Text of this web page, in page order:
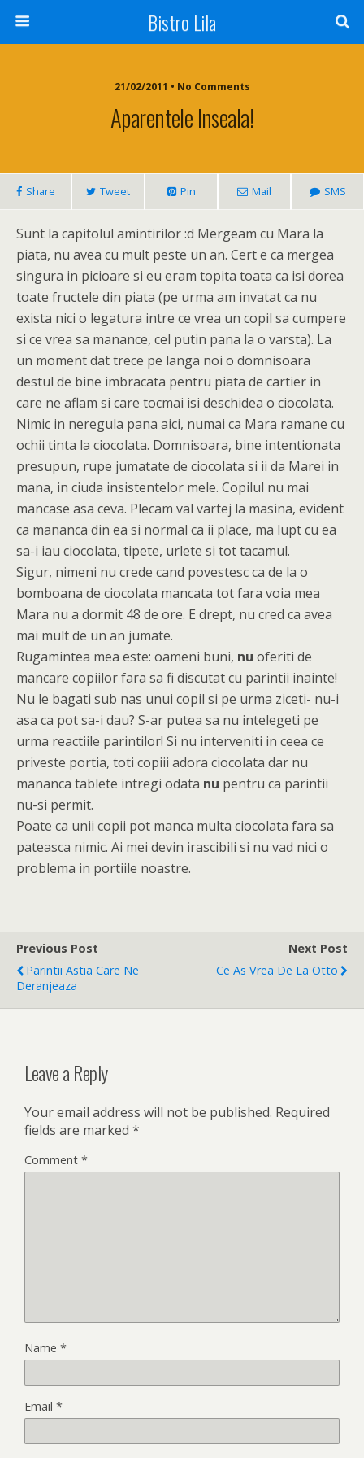
Bistro Lila
21/02/2011 • No Comments
Aparentele Inseala!
Share Tweet Pin Mail SMS
Sunt la capitolul amintirilor :d Mergeam cu Mara la
piata, nu avea cu mult peste un an. Cert e ca mergea
singura in picioare si eu eram topita toata ca isi dorea
toate fructele din piata (pe urma am invatat ca nu
exista nici o legatura intre ce vrea un copil sa cumpere
si ce vrea sa manance, cel putin pana la o varsta). La
un moment dat trece pe langa noi o domnisoara
destul de bine imbracata pentru piata de cartier in
care ne aflam si care tocmai isi deschidea o ciocolata.
Nimic in neregula pana aici, numai ca Mara ramane cu
ochii tinta la ciocolata. Domnisoara, bine intentionata
presupun, rupe jumatate de ciocolata si ii da Marei in
mana, in ciuda insistentelor mele. Copilul nu mai
mancase asa ceva. Plecam val vartej la masina, evident
ca mananca din ea si normal ca ii place, ma lupt cu ea
sa-i iau ciocolata, tipete, urlete si tot tacamul.
Sigur, nimeni nu crede cand povestesc ca de la o
bomboana de ciocolata mancata tot fara voia mea
Mara nu a dormit 48 de ore. E drept, nu cred ca avea
mai mult de un an jumate.
Rugamintea mea este: oameni buni, nu oferiti de
mancare copiilor fara sa fi discutat cu parintii inainte!
Nu le bagati sub nas unui copil si pe urma ziceti- nu-i
asa ca pot sa-i dau? S-ar putea sa nu intelegeti pe
urma reactiile parintilor! Si nu interveniti in ceea ce
priveste portia, toti copiii adora ciocolata dar nu
mananca tablete intregi odata nu pentru ca parintii
nu-si permit.
Poate ca unii copii pot manca multa ciocolata fara sa
pateasca nimic. Ai mei devin irascibili si nu vad nici o
problema in portiile noastre.
Previous Post
Parintii Astia Care Ne
Deranjeaza
Next Post
Ce As Vrea De La Otto
Leave a Reply
Your email address will not be published. Required
fields are marked *
Comment *
Name *
Email *